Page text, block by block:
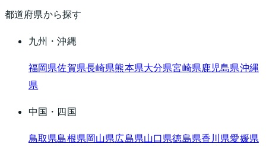
都道府県から探す
九州・沖縄
福岡県佐賀県長崎県熊本県大分県宮崎県鹿児島県沖縄
県
中国・四国
鳥取県島根県岡山県広島県山口県徳島県香川県愛媛県